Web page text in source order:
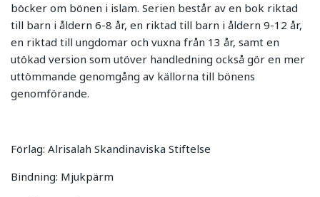
böcker om bönen i islam. Serien består av en bok riktad
till barn i åldern 6-8 år, en riktad till barn i åldern 9-12 år,
en riktad till ungdomar och vuxna från 13 år, samt en
utökad version som utöver handledning också gör en mer
uttömmande genomgång av källorna till bönens
genomförande.
Förlag: Alrisalah Skandinaviska Stiftelse
Bindning: Mjukpärm